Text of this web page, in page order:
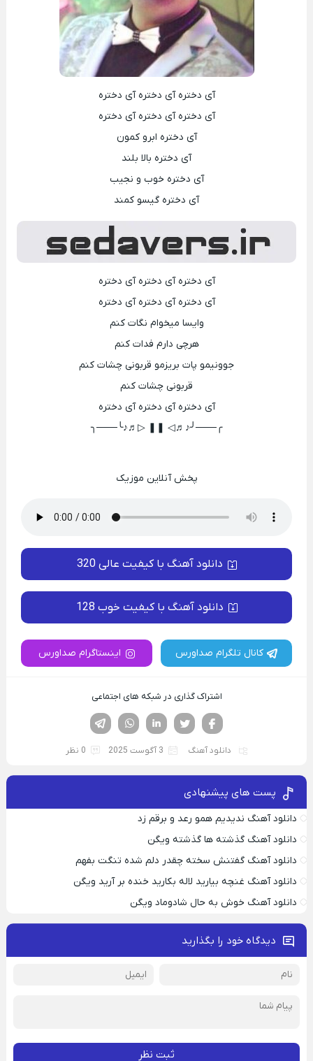
آی دختره آی دختره آی دختره
آی دختره آی دختره آی دختره
آی دختره ابرو کمون
آی دختره بالا بلند
آی دختره خوب و نجیب
آی دختره گیسو کمند
آی دختره آی دختره آی دختره
آی دختره آی دختره آی دختره
وایسا میخوام نگات کنم
هرچی دارم فدات کنم
جوونیمو پات بریزمو قربونی چشات کنم
قربونی چشات کنم
آی دختره آی دختره آی دختره
╭───╯♪♬◁ ❚❚ ▷♬♪╰───╮
پخش آنلاین موزیک
دانلود آهنگ با کیفیت عالی 320
دانلود آهنگ با کیفیت خوب 128
کانال تلگرام صداورس اینستاگرام صداورس
اشتراک گذاری در شبکه های اجتماعی
لینکدین تویتر
فیسوک
دانلود آهنگ 3 آگوست 2025 0 نظر
پست های پیشنهادی
دانلود آهنگ ندیدیم همو رعد و برقم زد
دانلود آهنگ گذشته ها گذشته ویگن
دانلود آهنگ گفتنش سخته چقدر دلم شده تنگت بفهم
دانلود آهنگ غنچه بیارید لاله بکارید خنده بر آرید ویگن
دانلود آهنگ خوش به حال شادوماد ویگن
دیدگاه خود را بگذارید
ثبت نظر